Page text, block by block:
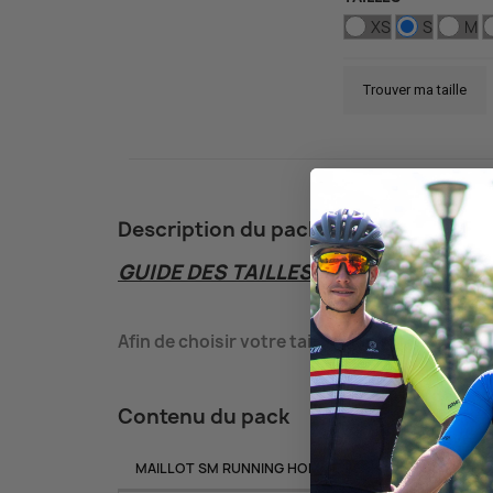
XS S M
Trouver ma taille
Description du pack
GUIDE DES TAILLES:
Afin dechoisirvotretaille pour votre
Contenu du pack
MAILLOT SM RUNNING HOMME PERFO ARMOS